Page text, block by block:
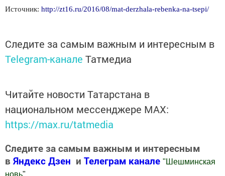
Источник: http://zt16.ru/2016/08/mat-derzhala-rebenka-na-tsepi/
Следите за самым важным и интересным в
Telegram-канале Татмедиа
Читайте новости Татарстана в
национальном мессенджере MАХ:
https://max.ru/tatmedia
Следите за самым важным и интересным
в Яндекс Дзен и Телеграм канале " Шешминская
новь"